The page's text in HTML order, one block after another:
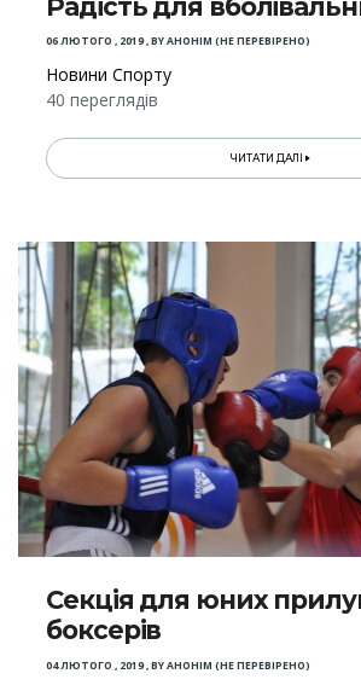
Радість для
06 ЛЮТОГО , 2019,BYАНОНІМ (НЕ ПЕРЕВІРЕНО)
Новини Спорту
40 переглядів
ЧИТАТИ ДАЛІ
Секція для юних
боксерів
04 ЛЮТОГО , 2019,BYАНОНІМ (НЕ ПЕРЕВІРЕНО)